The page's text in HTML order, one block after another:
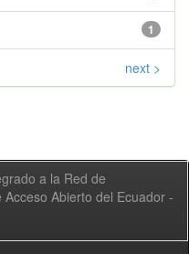
1
next >
a la Red de
Acceso Abierto del Ecuador -